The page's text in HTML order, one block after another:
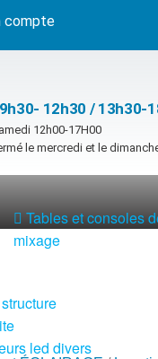
compte
12h30 / 13h30-
12h00-17H00
le mercredi et le
Tables et consoles
mixage
led divers